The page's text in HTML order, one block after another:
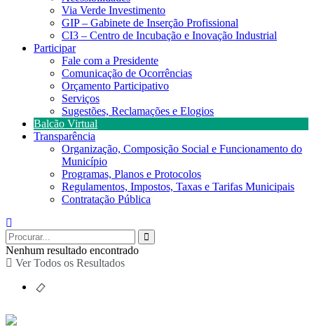
Via Verde Investimento
GIP – Gabinete de Inserção Profissional
CI3 – Centro de Incubação e Inovação Industrial
Participar
Fale com a Presidente
Comunicação de Ocorrências
Orçamento Participativo
Serviços
Sugestões, Reclamações e Elogios
Balcão Virtual
Transparência
Organização, Composição Social e Funcionamento do
Município
Programas, Planos e Protocolos
Regulamentos, Impostos, Taxas e Tarifas Municipais
Contratação Pública
Nenhum resultado encontrado
Ver Todos os Resultados